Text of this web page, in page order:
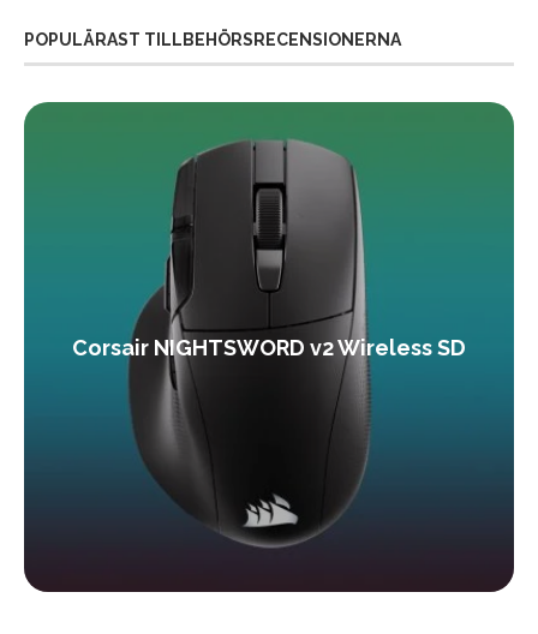
POPULÄRAST TILLBEHÖRSRECENSIONERNA
Corsair NIGHTSWORD v2 Wireless SD